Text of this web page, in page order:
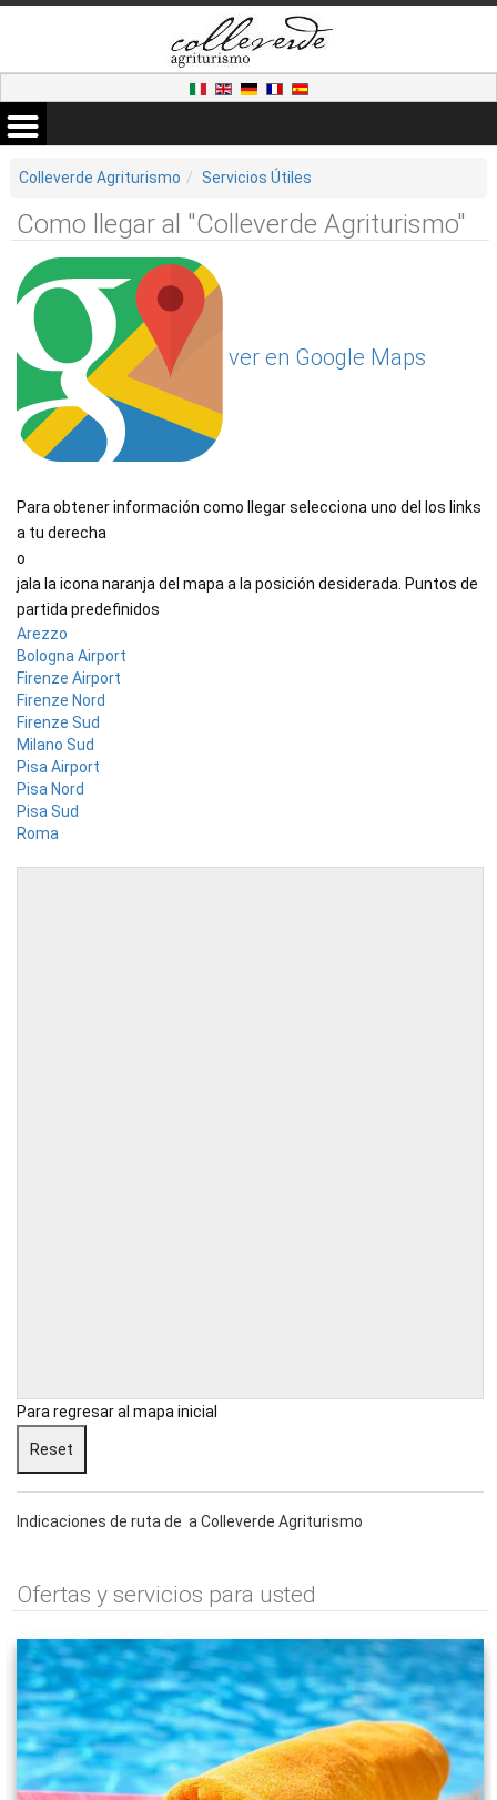
Colleverde Agriturismo Servicios Útiles
Como llegar al "Colleverde Agriturismo"
ver en Google Maps
Para obtener información como llegar selecciona uno del los links
a tu derecha
o
jala la icona naranja del mapa a la posición desiderada. Puntos de
partida predefinidos
Arezzo
Bologna Airport
Firenze Airport
Firenze Nord
Firenze Sud
Milano Sud
Pisa Airport
Pisa Nord
Pisa Sud
Roma
Para regresar al mapa inicial
Reset
Indicaciones de ruta de a Colleverde Agriturismo
Ofertas y servicios para usted